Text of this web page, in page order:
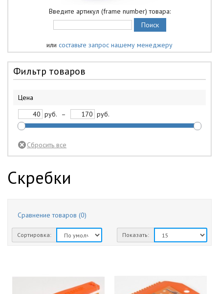
Введите артикул (frame number) товара:
или составьте запрос нашему менеджеру
Фильтр товаров
Цена
руб.
– руб.
Скребки
Сравнение товаров (0)
Сортировка: Показать: